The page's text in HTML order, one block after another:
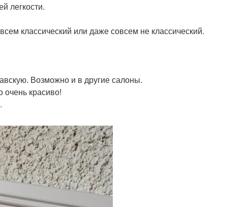
легкости.
классический или даже совсем не классический.
Возможно и в другие салоны.
очень красиво!